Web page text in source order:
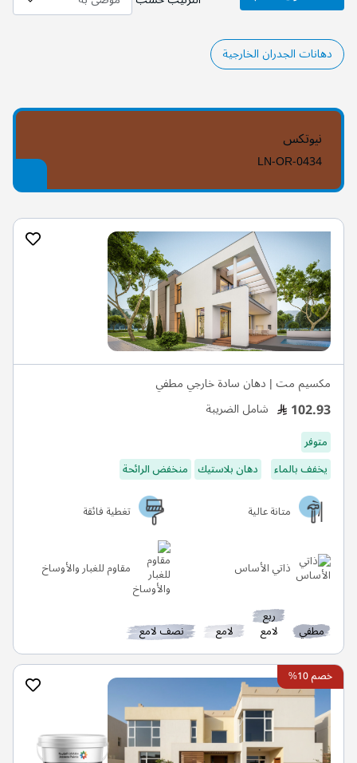
دهانات الجدران الخارجية
نيوتكس
LN-OR-0434
مكسيم مت | دهان سادة خارجي مطفي
102.93 شامل الضريبة
متوفر
يخفف بالماء
دهان بلاستيك منخفض الرائحة
متانة عالية
تغطية فائقة
ذاتي الأساس مقاوم للغبار والأوساخ
مطفي
ربع
لامع لامع نصف لامع
خصم 10%